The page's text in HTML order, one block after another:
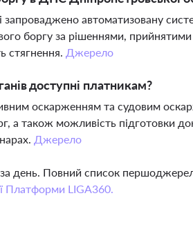
автоматизовану
боргу за рішеннями,
стягнення. Джерело
доступні платникам?
оскарженням та судовим
а також можливість підготовки
Джерело
день. Повний список
Платформи LIGA360.